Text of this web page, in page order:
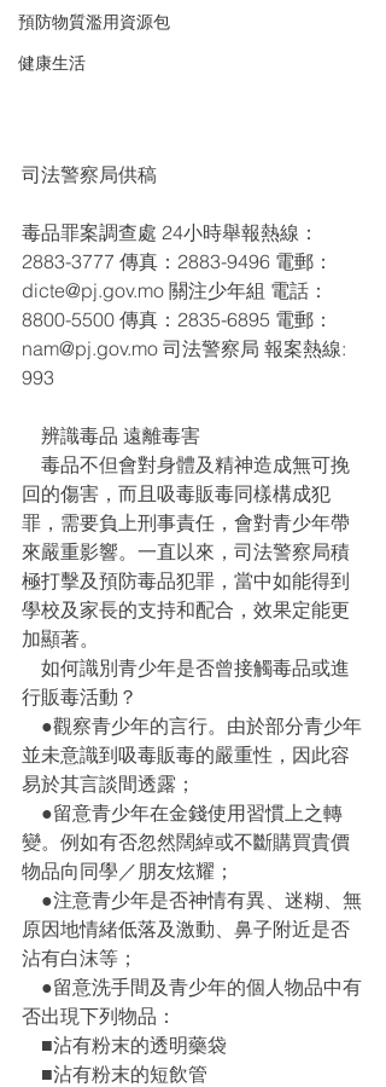
預防物質濫用資源包
健康生活
司法警察局供稿
毒品罪案調查處 24小時舉報熱線：
2883-3777 傳真：2883-9496 電郵：
dicte@pj.gov.mo 關注少年組 電話：
8800-5500 傳真：2835-6895 電郵：
nam@pj.gov.mo 司法警察局 報案熱線:
993
    辨識毒品 遠離毒害
回的傷害，而且吸毒販毒同樣構成犯
罪，需要負上刑事責任，會對青少年帶
來嚴重影響。一直以來，司法警察局積
極打擊及預防毒品犯罪，當中如能得到
學校及家長的支持和配合，效果定能更
加顯著。
行販毒活動？
並未意識到吸毒販毒的嚴重性，因此容
易於其言談間透露；
變。例如有否忽然闊綽或不斷購買貴價
物品向同學／朋友炫耀；
原因地情緒低落及激動、鼻子附近是否
沾有白沫等；
否出現下列物品：
    ■沾有粉末的透明藥袋
    ■沾有粉末的短飲管